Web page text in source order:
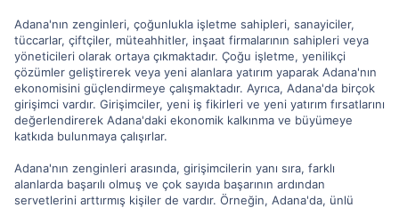
Adana'nın zenginleri, çoğunlukla işletme sahipleri, sanayiciler,
tüccarlar, çiftçiler, müteahhitler, inşaat firmalarının sahipleri veya
yöneticileri olarak ortaya çıkmaktadır. Çoğu işletme, yenilikçi
çözümler geliştirerek veya yeni alanlara yatırım yaparak Adana'nın
ekonomisini güçlendirmeye çalışmaktadır. Ayrıca, Adana'da birçok
girişimci vardır. Girişimciler, yeni iş fikirleri ve yeni yatırım fırsatlarını
değerlendirerek Adana'daki ekonomik kalkınma ve büyümeye
katkıda bulunmaya çalışırlar.
Adana'nın zenginleri arasında, girişimcilerin yanı sıra, farklı
alanlarda başarılı olmuş ve çok sayıda başarının ardından
servetlerini arttırmış kişiler de vardır. Örneğin, Adana'da, ünlü